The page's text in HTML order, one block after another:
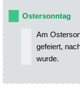
Ostersonntag
Am
gefeiert,
wurde.